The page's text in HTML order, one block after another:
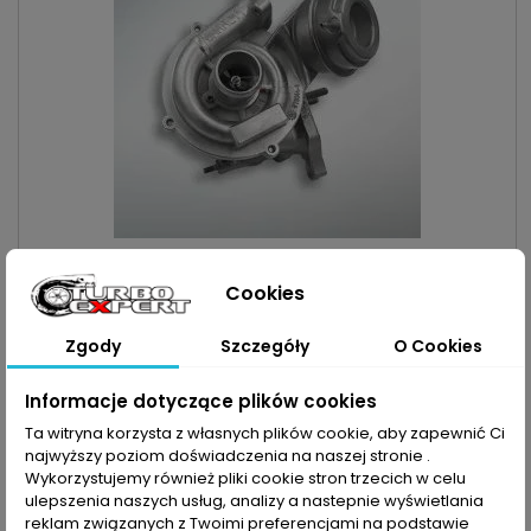
TURBO CHEVROLET | CITROEN | FIAT | FORD | LANCIA |
OPEL | PEUGEOT 1.3D
Fiat | Ford | Lancia | Opel | Peugeot MODEL: Aveo | Nemo | 500 |
Fiorino | Panda | Punto | Qubo | Ka | Ypsilon | Corsa | Meriva |
Bipper KOD SILNIKA: LSF | LDV | FHZ | BAAA | A 13 DTC | Z 13 DTJ |
F13DTE5 | 169 A1.000 | 169 A5.000 | 199 A1.000 | 199 A2.000 | 199
A9.000 POJEMNOŚĆ: 1248ccm | 1.3 D...
 Dodaj do koszyka
Zapytaj o dostępność Tel:+48-717-358-575
Cookies
Zgody Szczegóły O Cookies
Informacje dotyczące plików cookies
Ta witryna korzysta z własnych plików cookie, aby zapewnić Ci
najwyższy poziom doświadczenia na naszej stronie .
Wykorzystujemy również pliki cookie stron trzecich w celu
ulepszenia naszych usług, analizy a nastepnie wyświetlania
reklam związanych z Twoimi preferencjami na podstawie